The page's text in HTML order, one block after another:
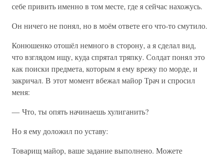
себе привить именно в том месте, где я сейчас нахожусь.
Он ничего не понял, но в моём ответе его что-то смутило.
Конюшенко отошёл немного в сторону, а я сделал вид,
что взглядом ищу, куда спрятал тряпку. Солдат понял это
как поиски предмета, которым я ему врежу по морде, и
закричал. В этот момент вбежал майор Трач и спросил
меня:
— Что, ты опять начинаешь хулиганить?
Но я ему доложил по уставу:
Товарищ майор, ваше задание выполнено. Можете